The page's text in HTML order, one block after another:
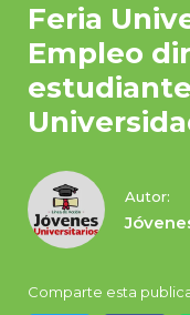
Feria
Empleo
Autor:
Comparte esta